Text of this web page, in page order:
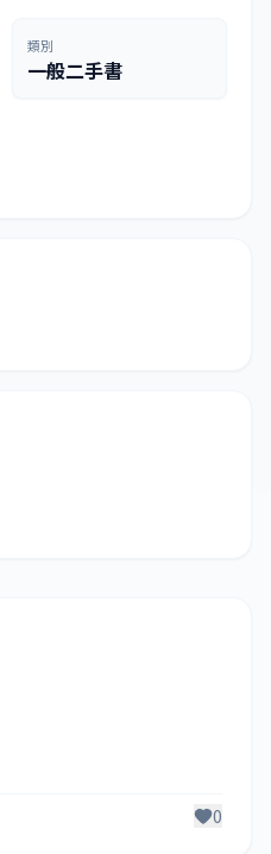
類別
一般二手書
0